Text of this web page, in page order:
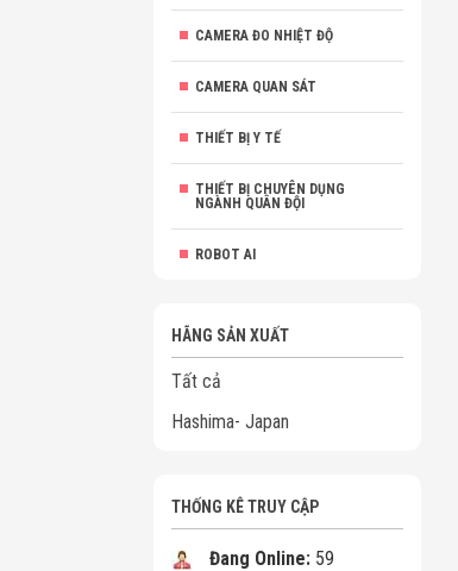
CAMERA ĐO NHIỆT ĐỘ
CAMERA QUAN SÁT
THIẾT BỊ Y TẾ
THIẾT BỊ CHUYÊN DỤNG
NGÀNH QUÂN ĐỘI
ROBOT AI
HÃNG SẢN XUẤT
Tất cả
Hashima- Japan
THỐNG KÊ TRUY CẬP
Đang Online: 59